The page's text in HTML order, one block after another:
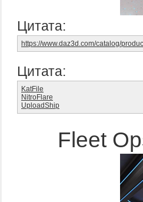
Цитата:
https://www.daz3d.com/catalog/
Цитата:
KatFile
NitroFlare
UploadShip
Fleet